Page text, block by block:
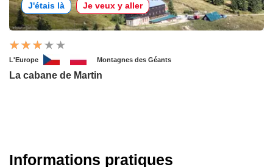
J'étais là Je veux y aller
L'Europe Montagnes des Géants
La cabane de Martin
Informations pratiques